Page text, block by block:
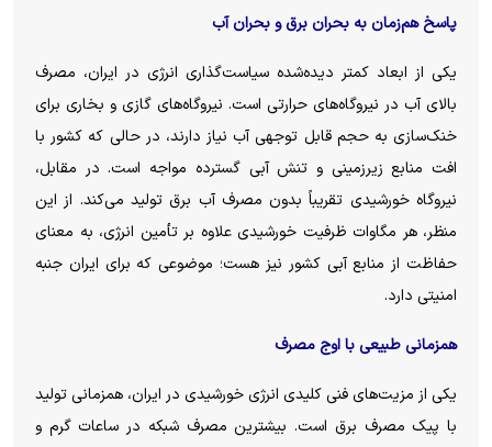
پاسخ هم‌زمان به بحران برق و بحران آب
یکی از ابعاد کمتر دیده‌شده سیاست‌گذاری انرژی در ایران، مصرف
بالای آب در نیروگاه‌های حرارتی است. نیروگاه‌های گازی و بخاری برای
خنک‌سازی به حجم قابل توجهی آب نیاز دارند، در حالی که کشور با
افت منابع زیرزمینی و تنش آبی گسترده مواجه است. در مقابل،
نیروگاه خورشیدی تقریباً بدون مصرف آب برق تولید می‌کند. از این
منظر، هر مگاوات ظرفیت خورشیدی علاوه بر تأمین انرژی، به معنای
حفاظت از منابع آبی کشور نیز هست؛ موضوعی که برای ایران جنبه
امنیتی دارد.
همزمانی طبیعی با اوج مصرف
یکی از مزیت‌های فنی کلیدی انرژی خورشیدی در ایران، همزمانی تولید
با پیک مصرف برق است. بیشترین مصرف شبکه در ساعات گرم و